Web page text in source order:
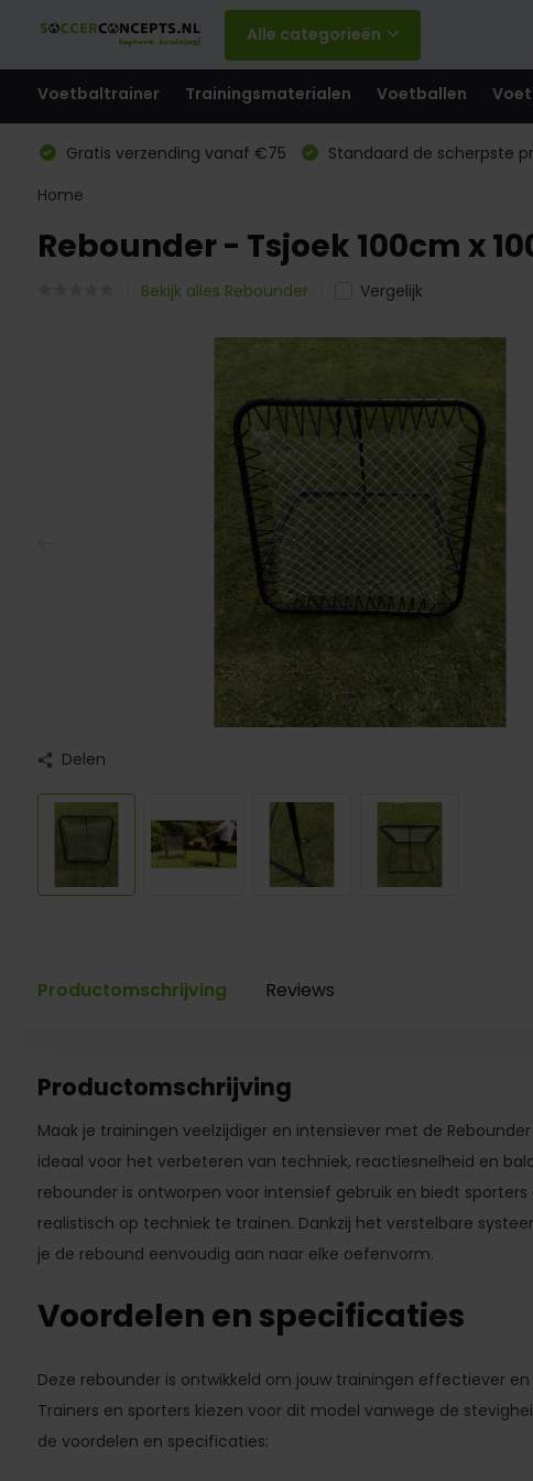
Alle categorieën
Voetbaltrainer Trainingsmaterialen Voetballen
Gratis verzending vanaf €75 Standaard de scherpste
Home
Rebounder - Tsjoek 100cm x
Bekijk alles Rebounder Vergelijk
Delen
Productomschrijving Reviews
Productomschrijving
Maak je trainingen veelzijdiger en intensiever met de Rebounder
ideaal voor het verbeteren van techniek, reactiesnelheid en
rebounder is ontworpen voor intensief gebruik en biedt
realistisch op techniek te trainen. Dankzij het verstelbare
je de rebound eenvoudig aan naar elke oefenvorm.
Voordelen en specificaties
Deze rebounder is ontwikkeld om jouw trainingen effectiever
Trainers en sporters kiezen voor dit model vanwege de
de voordelen en specificaties: